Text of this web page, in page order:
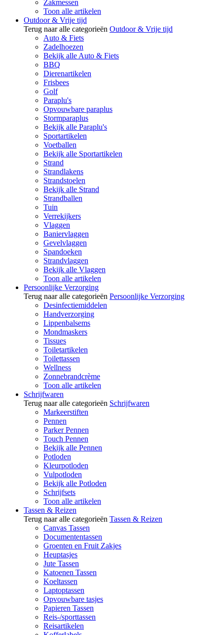
Zakmessen
Toon alle artikelen
Outdoor & Vrije tijd
Terug naar alle categorieën Outdoor & Vrije tijd
Auto & Fiets
Zadelhoezen
Bekijk alle Auto & Fiets
BBQ
Dierenartikelen
Frisbees
Golf
Paraplu's
Opvouwbare paraplus
Stormparaplus
Bekijk alle Paraplu's
Sportartikelen
Voetballen
Bekijk alle Sportartikelen
Strand
Strandlakens
Strandstoelen
Bekijk alle Strand
Strandballen
Tuin
Verrekijkers
Vlaggen
Baniervlaggen
Gevelvlaggen
Spandoeken
Strandvlaggen
Bekijk alle Vlaggen
Toon alle artikelen
Persoonlijke Verzorging
Terug naar alle categorieën Persoonlijke Verzorging
Desinfectiemiddelen
Handverzorging
Lippenbalsems
Mondmaskers
Tissues
Toiletartikelen
Toilettassen
Wellness
Zonnebrandcrème
Toon alle artikelen
Schrijfwaren
Terug naar alle categorieën Schrijfwaren
Markeerstiften
Pennen
Parker Pennen
Touch Pennen
Bekijk alle Pennen
Potloden
Kleurpotloden
Vulpotloden
Bekijk alle Potloden
Schrijfsets
Toon alle artikelen
Tassen & Reizen
Terug naar alle categorieën Tassen & Reizen
Canvas Tassen
Documententassen
Groenten en Fruit Zakjes
Heuptasjes
Jute Tassen
Katoenen Tassen
Koeltassen
Laptoptassen
Opvouwbare tasjes
Papieren Tassen
Reis-/sporttassen
Reisartikelen